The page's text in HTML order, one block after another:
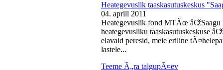
Heategevuslik taaskasutuskeskus
04. aprill 2011
Heategevuslik fond MTÃœ â€žSaagu
heategevusliku taaskasutuskeskuse
elavaid peresid, meie eriline
lastele...
Teeme Ã„ra talgupÃ¤ev